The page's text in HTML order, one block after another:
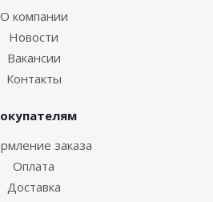
О компании
Новости
Вакансии
Контакты
заказа
Оплата
Доставка